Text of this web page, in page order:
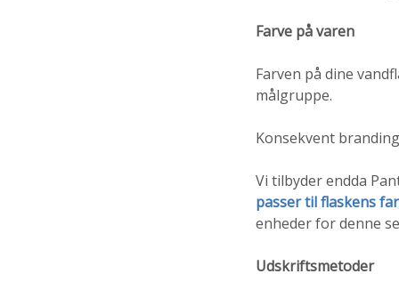
Farve på varen
Farven på dine
målgruppe.
Konsekvent
Vi tilbyder endda
passer til flaskens
enheder for denne
Udskriftsmetoder